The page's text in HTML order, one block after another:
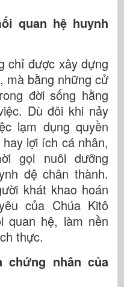
quan hệ huynh
chỉ được xây dựng
mà bằng những cử
đời sống hằng
Dù đôi khi nảy
lạm dụng quyền
lợi ích cá nhân,
gọi nuôi dưỡng
đệ chân thành.
khát khao hoán
của Chúa Kitô
quan hệ, làm nền
thực.
chứng nhân của